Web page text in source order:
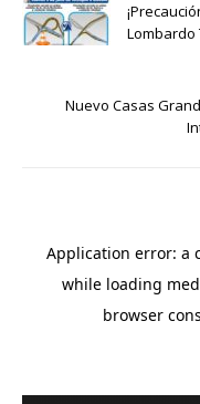
Nuevo Casas